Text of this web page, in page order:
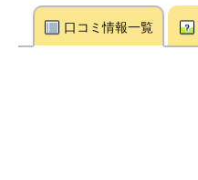
口コミ情報一覧